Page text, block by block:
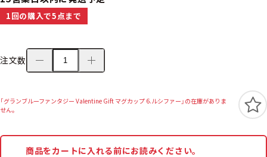
1回の購入で5点まで
注文数
「グランブルーファンタジー Valentine Gift マグカップ 6.ルシファー」の在庫がありま
せん。
商品をカートに入れる前にお読みください。